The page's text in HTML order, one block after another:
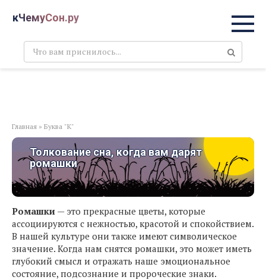
кЧемуСон.ру
Поиск:
Главная » Буква "К"
Толкование сна, когда вам дарят
ромашки
Ромашки — это прекрасные цветы, которые
ассоциируются с нежностью, красотой и спокойствием.
В нашей культуре они также имеют символическое
значение. Когда нам снятся ромашки, это может иметь
глубокий смысл и отражать наше эмоциональное
состояние, подсознание и пророческие знаки.